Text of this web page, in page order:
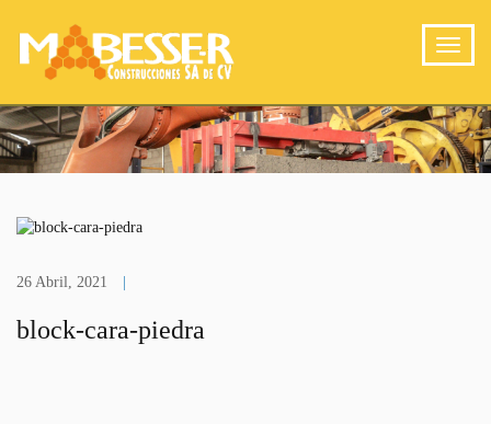
26 Abril, 2021
block-cara-piedra